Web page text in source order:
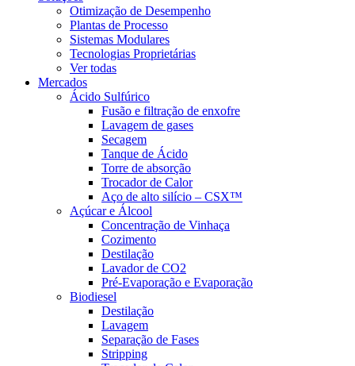
Otimização de Desempenho
Plantas de Processo
Sistemas Modulares
Tecnologias Proprietárias
Ver todas
Mercados
Ácido Sulfúrico
Fusão e filtração de enxofre
Lavagem de gases
Secagem
Tanque de Ácido
Torre de absorção
Trocador de Calor
Aço de alto silício – CSX™
Açúcar e Álcool
Concentração de Vinhaça
Cozimento
Destilação
Lavador de CO2
Pré-Evaporação e Evaporação
Biodiesel
Destilação
Lavagem
Separação de Fases
Stripping